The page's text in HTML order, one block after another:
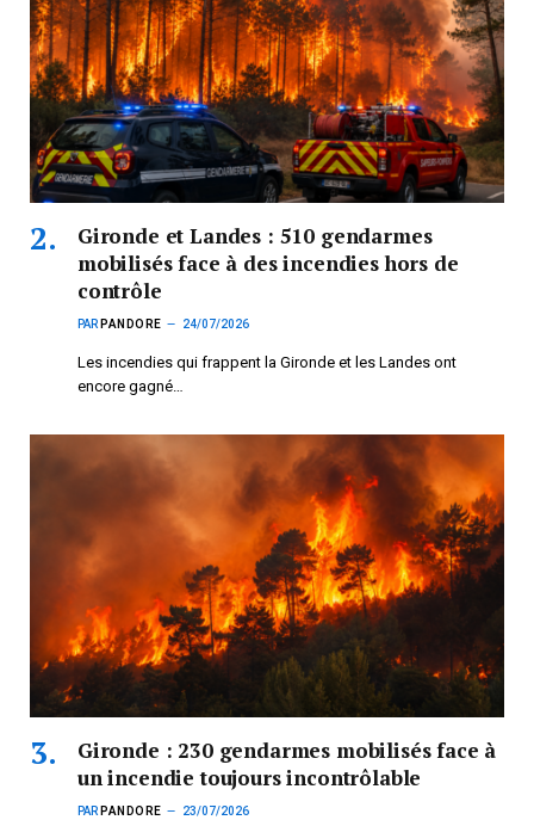
Gironde et Landes : 510 gendarmes
mobilisés face à des incendies hors de
contrôle
PAR PANDORE 24/07/2026
Les incendies qui frappent la Gironde et les Landes ont
encore gagné…
Gironde : 230 gendarmes mobilisés face à
un incendie toujours incontrôlable
PAR PANDORE 23/07/2026